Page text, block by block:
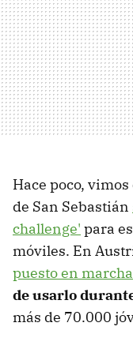
Hace poco,
de San Sebastián
challenge' para
móviles. En
puesto en marcha
de usarlo
más de 70.000